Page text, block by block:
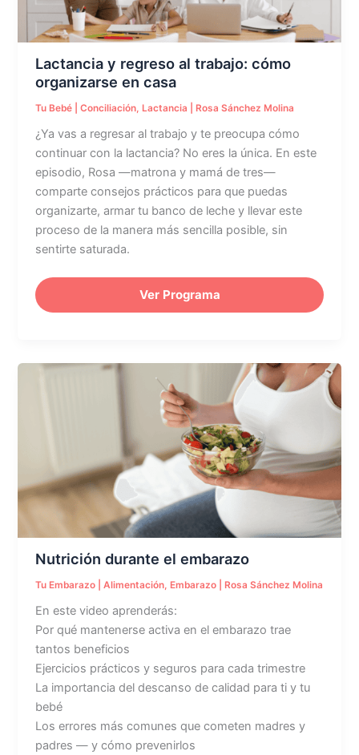
Lactancia y regreso al trabajo: cómo
organizarse en casa
Tu Bebé |Conciliación Lactancia Rosa Sánchez Molina
¿Ya vas a regresar al trabajo y te preocupa cómo
continuar con la lactancia? No eres la única. En este
episodio, Rosa —matrona y mamá de tres—
comparte consejos prácticos para que puedas
organizarte, armar tu banco de leche y llevar este
proceso de la manera más sencilla posible, sin
sentirte saturada.
en
casa
Ver Programa
Nutrición durante el embarazo
Tu Embarazo |Alimentación Embarazo Rosa Sánchez Molina
En este video aprenderás:
Por qué mantenerse activa en el embarazo trae
tantos beneficios
Ejercicios prácticos y seguros para cada trimestre
La importancia del descanso de calidad para ti y tu
bebé
Los errores más comunes que cometen madres y
padres — y cómo prevenirlos
durante
embarazo